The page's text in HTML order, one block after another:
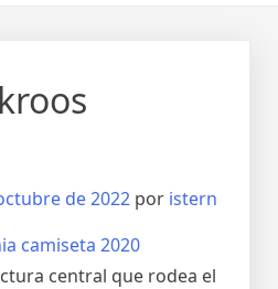
de 2022 por istern
central que rodea el